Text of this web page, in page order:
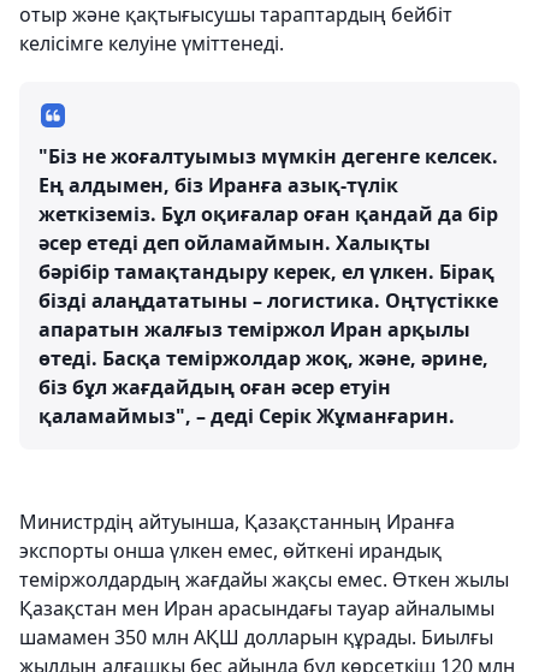
отыр және қақтығысушы тараптардың бейбіт
келісімге келуіне үміттенеді.
"Біз не жоғалтуымыз мүмкін дегенге келсек.
Ең алдымен, біз Иранға азық-түлік
жеткіземіз. Бұл оқиғалар оған қандай да бір
әсер етеді деп ойламаймын. Халықты
бәрібір тамақтандыру керек, ел үлкен. Бірақ
бізді алаңдататыны – логистика. Оңтүстікке
апаратын жалғыз теміржол Иран арқылы
өтеді. Басқа теміржолдар жоқ, және, әрине,
біз бұл жағдайдың оған әсер етуін
қаламаймыз", – деді Серік Жұманғарин.
Министрдің айтуынша, Қазақстанның Иранға
экспорты онша үлкен емес, өйткені ирандық
теміржолдардың жағдайы жақсы емес. Өткен жылы
Қазақстан мен Иран арасындағы тауар айналымы
шамамен 350 млн АҚШ долларын құрады. Биылғы
жылдың алғашқы бес айында бұл көрсеткіш 120 млн